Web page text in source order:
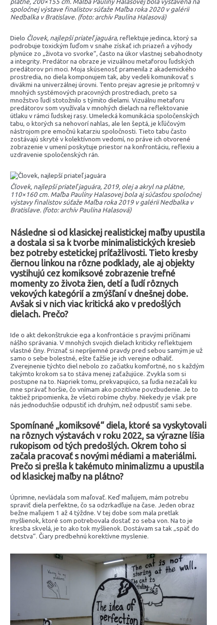
spoločnej výstave finalistov súťaže Maľba roka 2020 v galérii
Nedbalka v Bratislave. (foto: archív Paulína Halasová)
Dielo Človek, najlepší priateľ jaguára, reflektuje jedinca, ktorý sa
podrobuje toxickým ľuďom v snahe získať ich priazeň a výhody
plynúce zo „života vo svorke“, často na úkor vlastnej sebahodnoty
a integrity. Predátor na obraze je vizuálnou metaforou ľudských
predátorov pri moci. Moja skúsenosť pramenila z akademického
prostredia, no diela komponujem tak, aby vedeli komunikovať s
divákmi na univerzálnej úrovni. Tento prejav agresie je prítomný v
mnohých systémových pracovných prostrediach, preto sa
množstvo ľudí stotožnilo s týmito dielami. Vizuálnu metaforu
predátorov som využívala v mnohých dielach na reflektovanie
útlaku v rámci ľudskej rasy. Umelecká komunikácia spoločenských
tabu, o ktorých sa nehovorí nahlas, ale len šeptá, je kľúčovým
nástrojom pre emočnú katarziu spoločnosti. Tieto tabu často
zostávajú skryté v kolektívnom vedomí, no práve ich otvorené
zobrazenie v umení poskytuje priestor na konfrontáciu, reflexiu a
uzdravenie spoločenských rán.
Človek, najlepší priateľ jaguára, 2019, olej a akryl na plátne,
110×160 cm. Maľba Paulíny Halasovej bola aj súčasťou spoločnej
výstavy finalistov súťaže Maľba roka 2019 v galérii Nedbalka v
Bratislave. (foto: archív Paulína Halasová)
Následne si od klasickej realistickej maľby upustila
a dostala si sa k tvorbe minimalistických kresieb
bez potreby estetickej príťažlivosti. Tieto kresby
čiernou linkou na rôzne podklady, ale aj objekty
vystihujú cez komiksové zobrazenie trefné
momenty zo života žien, detí a ľudí rôznych
vekových kategórií a zmýšľaní v dnešnej dobe.
Avšak si v nich viac kritická ako v predošlých
dielach. Prečo?
Ide o akt dekonštrukcie ega a konfrontácie s pravými príčinami
nášho správania. V mnohých svojich dielach kriticky reflektujem
vlastné činy. Priznať si nepríjemné pravdy pred sebou samým je už
samo o sebe bolestné, ešte ťažšie je ich verejne odhaliť.
Zverejnenie týchto diel nebolo zo začiatku komfortné, no s každým
takýmto krokom sa to stáva menej zaťažujúce. Zvykla som si
postupne na to. Napriek tomu, prekvapujúco, sa ľudia nezačali ku
mne správať horšie, čo vnímam ako pozitívne povzbudenie. Je to
taktiež pripomienka, že všetci robíme chyby. Niekedy je však pre
nás jednoduchšie odpustiť ich druhým, než odpustiť sami sebe.
Spomínané „komiksové“ diela, ktoré sa vyskytovali
na rôznych výstavách v roku 2022, sa výrazne líšia
rukopisom od tých predošlých. Okrem toho si
začala pracovať s novými médiami a materiálmi.
Prečo si prešla k takémuto minimalizmu a upustila
od klasickej maľby na plátno?
Úprimne, nevládala som maľovať. Keď maľujem, mám potrebu
spraviť diela perfektne, čo sa odzrkadľuje na čase. Jeden obraz
bežne maľujem 1 až 4 týždne. V tej dobe som mala pretlak
myšlienok, ktoré som potrebovala dostať zo seba von. Na to je
kresba skvelá, je to ako tok myšlienok. Dostávam sa tak „späť do
detstva“. Čiary predbehnú korektívne myslenie.